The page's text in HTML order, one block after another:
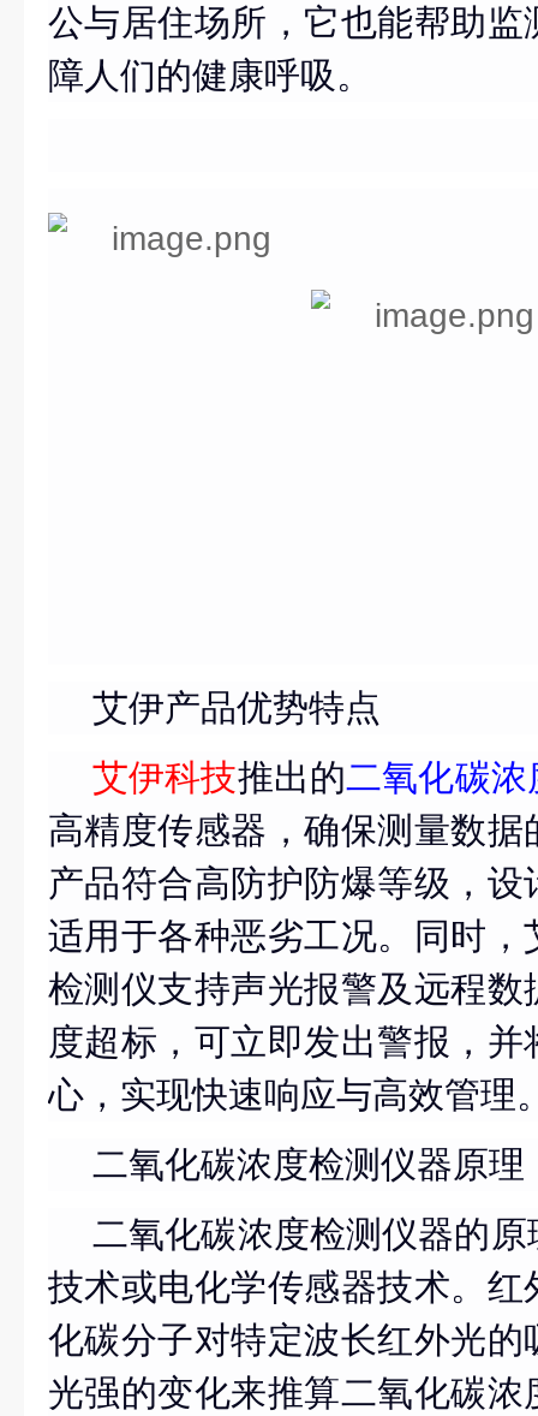
公与居住场所，它也能帮助
障人们的健康呼吸。
艾伊产品优势特点
艾伊科技推出的二氧化碳浓
高精度传感器，确保测量数
产品符合高防护防爆等级，
适用于各种恶劣工况。同时
检测仪支持声光报警及远程
度超标，可立即发出警报，
心，实现快速响应与高效管理
二氧化碳浓度检测仪器原理
二氧化碳浓度检测仪器的
技术或电化学传感器技术。
化碳分子对特定波长红外光
光强的变化来推算二氧化碳